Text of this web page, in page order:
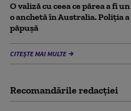
O valiză cu ceea ce părea a fi
o anchetă în Australia. Poliția a
păpușă
CITEȘTE MAI MULTE
Recomandările redacţiei